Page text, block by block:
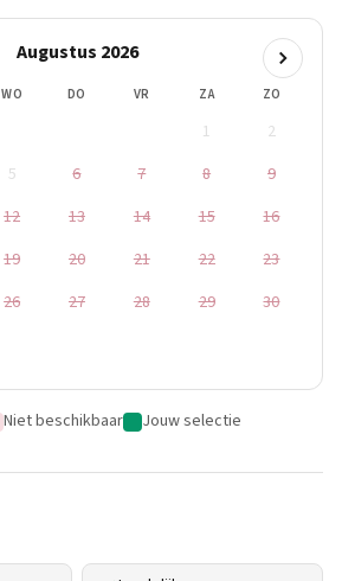
Augustus 2026
WO DO VR ZA ZO
1
2
5 6 7 8
9
12 13 14 15
16
19 20 21 22
23
26 27 28 29
30
Niet beschikbaar Jouw selectie